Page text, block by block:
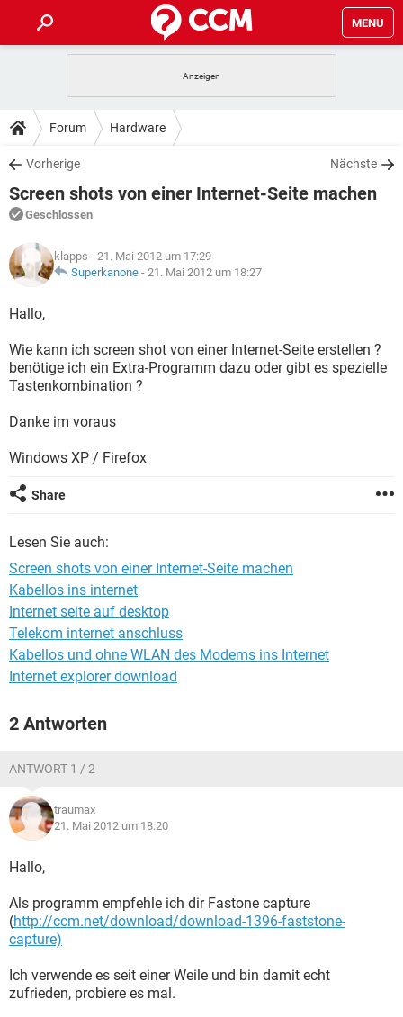
MENU
ANDROID
WINDOWS 10
WHATSAPP TIKTOK
FACEBOOK
TIPPS & TRICKS
SPIELE
WINDOWS 10
WHATSAPP
FACEBOOK HARDWARE
DOWNLOADS
SPIELE STREAMING
ANDROID
WINDOWS 10
WHATSAPP
FACEBOOK
FORUM
SPIELE
ANDROID IOS
FACEBOOK HARDWARE
LEXIKON
SPIELE
ANDROID
WINDOWS 10 INSTAGRAM
WHATSAPP
Forum Hardware
Vorherige Nächste
Screen shots von einer Internet-Seite machen
Geschlossen
klapps - 21. Mai 2012 um 17:29
Superkanone - 21. Mai 2012 um 18:27
Hallo,
Wie kann ich screen shot von einer Internet-Seite erstellen ?
benötige ich ein Extra-Programm dazu oder gibt es spezielle
Tastenkombination ?
Danke im voraus
Windows XP / Firefox
Share
Lesen Sie auch:
Screen shots von einer Internet-Seite machen
Kabellos ins internet
Internet seite auf desktop
Telekom internet anschluss
Kabellos und ohne WLAN des Modems ins Internet
Internet explorer download
2 Antworten
ANTWORT 1 / 2
traumax
21. Mai 2012 um 18:20
Hallo,
Als programm empfehle ich dir Fastone capture
(http://ccm.net/download/download-1396-faststone-
capture)
Ich verwende es seit einer Weile und bin damit echt
zufrieden, probiere es mal.